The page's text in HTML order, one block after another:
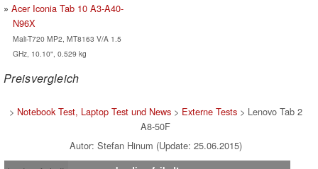
Acer Iconia Tab 10 A3-A40-
N96X
Mali-T720 MP2, MT8163 V/A 1.5
GHz, 10.10", 0.529 kg
Preisvergleich
> Notebook Test, Laptop Test und News> Externe Tests> Lenovo Tab 2
A8-50F
Autor: Stefan Hinum (Update: 25.06.2015)